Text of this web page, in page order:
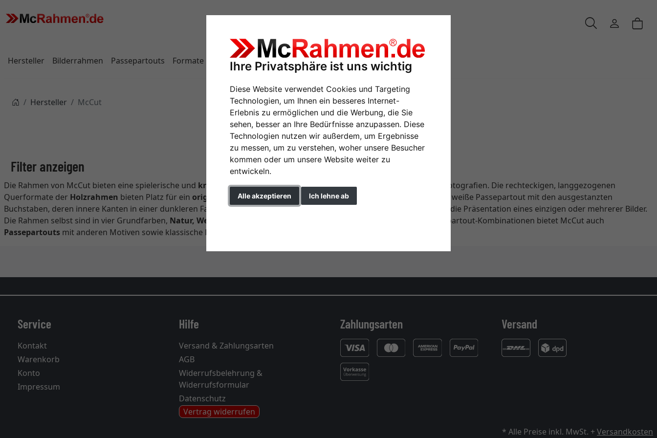
Ihre Privatsphäre ist uns wichtig
Diese Website verwendet Cookies und Targeting
Technologien, um Ihnen ein besseres Internet-
Erlebnis zu ermöglichen und die Werbung, die Sie
sehen, besser an Ihre Bedürfnisse anzupassen. Diese
Technologien nutzen wir außerdem, um Ergebnisse
zu messen, um zu verstehen, woher unsere Besucher
kommen oder um unsere Website weiter zu
entwickeln.
Alle akzeptieren Ich lehne ab
Hersteller Bilderrahmen Passepartouts Formate
Hersteller McCut
Bilderrahmen und Passepartouts der Marke McCut
Die Rahmen von McCut bieten eine spielerische und kreative Alternativezum klassischen Einrahmen von Bildern und Fotografien. Die rechteckigen, langgezogenen
Querformate der Holzrahmen bieten Platz für ein originelles Passepartout, das einedeutsche Region
bezeichnet. Das weiße Passepartout mit den ausgestanzten
Buchstaben, deren innere Kanten in einer dunkleren Farbe leicht nachgezeichnet sind, ermöglicht durch die Ausschnitte die Präsentation eines einzigen oder mehrerer Bilder.
Die Rahmen selbst sind in vier Grundfarben, Natur, Weiß, Schwarz und Wengé
, erhältlich. Nebst diesen Rahmen-Passepartout-Kombinationen bietet McCut auch
Passepartouts mit anderen Motiven sowie klassische Passepartouts in einer enormen
Service
Kontakt
Warenkorb
Konto
Impressum
Hilfe
Versand & Zahlungsarten
AGB
Widerrufsbelehrung &
Widerrufsformular
Datenschutz
Vertrag widerrufen
Zahlungsarten Versand
* Alle Preise inkl. MwSt. +Versandkosten